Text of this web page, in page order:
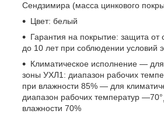
Сендзимира (масса цинкового
Цвет: белый
Гарантия на покрытие: защита от
до 10 лет при соблюдении условий
Климатическое исполнение —
зоны УХЛ1: диапазон рабочих
при влажности 85% — для
диапазон рабочих температур
влажности 70%